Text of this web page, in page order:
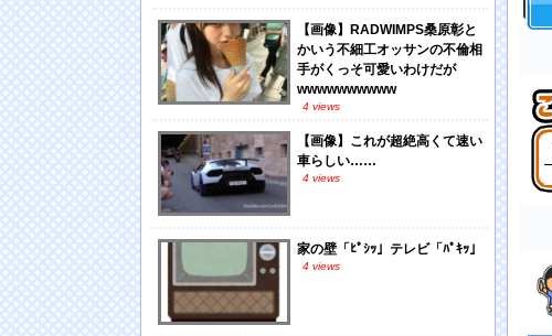
【画像】RADWIMPS桑原彰と
かいう不細工オッサンの不倫相
手がくっそ可愛いわけだが
wwwwwwwwww
4 views
【画像】これが超絶高くて速い
車らしい……
4 views
家の壁「ﾋﾟｼｯ」テレビ「ﾊﾟｷｯ」
4 views